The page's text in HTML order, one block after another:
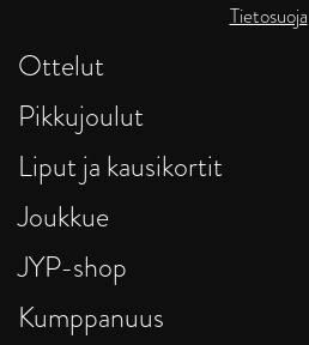
Tietosuoja
Ottelut
Pikkujoulut
Liput ja kausikortit
Joukkue
JYP-shop
Kumppanuus